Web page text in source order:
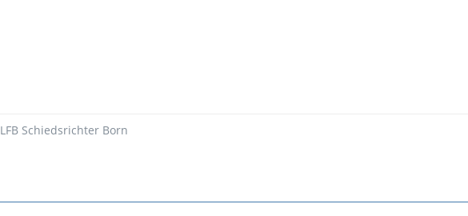
LFB Schiedsrichter Born